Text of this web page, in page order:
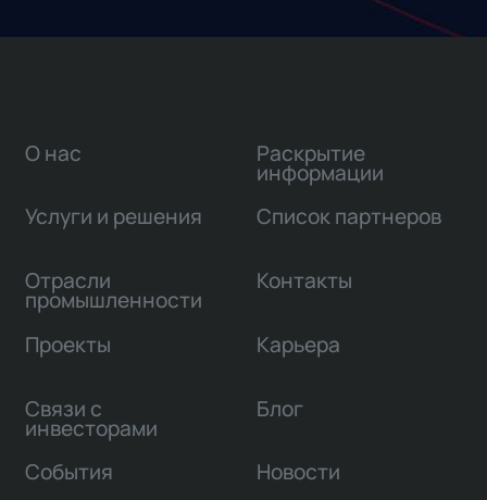
О нас
Услуги и решения
Отрасли
промышленности
Проекты
Связи с
инвесторами
Раскрытие
информации
Список партнеров
Контакты
Карьера
Блог
События Новости